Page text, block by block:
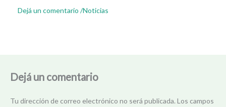
Dejá un comentario /Noticias
Dejá un comentario
Tu dirección de correo electrónico no será publicada.Los campos